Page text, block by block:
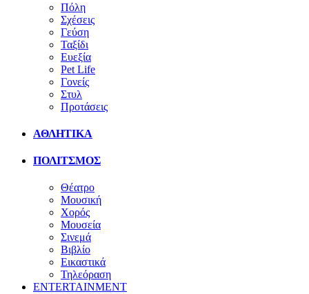
Πόλη
Σχέσεις
Γεύση
Ταξίδι
Ευεξία
Pet Life
Γονείς
Στυλ
Προτάσεις
ΑΘΛΗΤΙΚΑ
ΠΟΛΙΤΣΜΟΣ
Θέατρο
Μουσική
Χορός
Μουσεία
Σινεμά
Βιβλίο
Εικαστικά
Τηλεόραση
ENTERTAINMENT